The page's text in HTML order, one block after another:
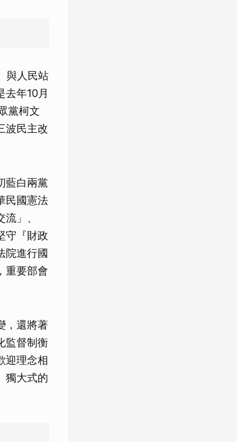
與人民站
去年10月
黨柯文
波民主改
藍白兩黨
民國憲法
」、
守『財政
院進行國
重要部會
，還將著
監督制衡
迎理念相
獨大式的